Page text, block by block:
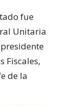
fue
Unitaria
Fiscales,
de la